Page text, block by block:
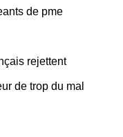
de pme
rejettent
de trop du mal